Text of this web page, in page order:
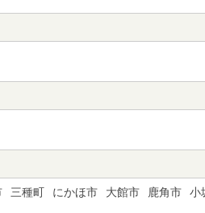
三種町 にかほ市 大館市 鹿角市 小